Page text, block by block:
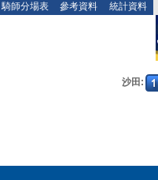
騎師分場表 參考資料 統計資料
沙田: